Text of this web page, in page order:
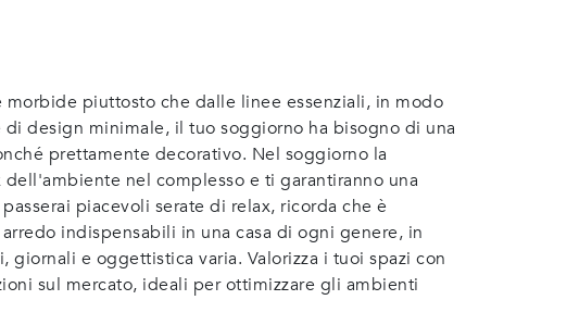
piuttosto che dalle linee essenziali, in modo
design minimale, il tuo soggiorno ha bisogno di una
prettamente decorativo. Nel soggiorno la
nel complesso e ti garantiranno una
piacevoli serate di relax, ricorda che è
indispensabili in una casa di ogni genere, in
e oggettistica varia. Valorizza i tuoi spazi con
sul mercato, ideali per ottimizzare gli ambienti